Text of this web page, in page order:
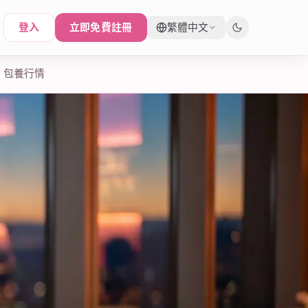
登入 立即免費註冊 繁體中文
包養行情